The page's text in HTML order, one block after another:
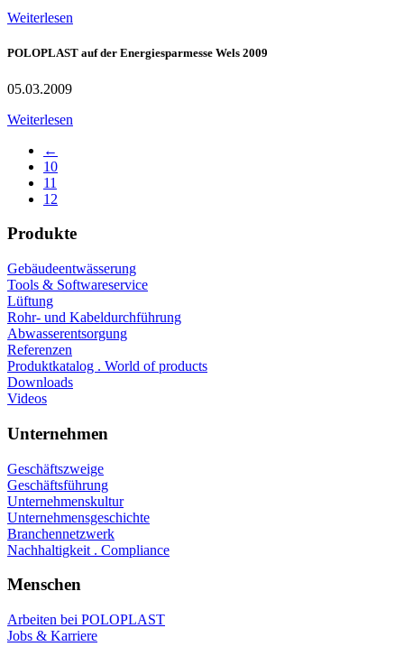
Weiterlesen
POLOPLAST auf der Energiesparmesse Wels 2009
05.03.2009
Weiterlesen
←
10
11
12
Produkte
Gebäudeentwässerung
Tools & Softwareservice
Lüftung
Rohr- und Kabeldurchführung
Abwasserentsorgung
Referenzen
Produktkatalog . World of products
Downloads
Videos
Unternehmen
Geschäftszweige
Geschäftsführung
Unternehmenskultur
Unternehmensgeschichte
Branchennetzwerk
Nachhaltigkeit . Compliance
Menschen
Arbeiten bei POLOPLAST
Jobs & Karriere